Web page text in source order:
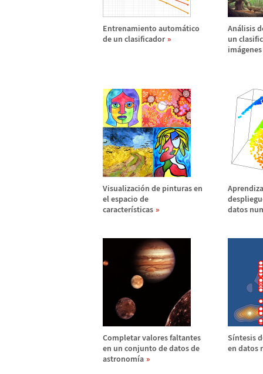
Entrenamiento automático
de un clasificador
Análisis
un
imágenes
Visualización de pinturas en
el espacio de
características
datos
Completar valores faltantes
en un conjunto de datos de
astronomía
Síntesis
en datos